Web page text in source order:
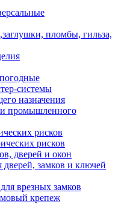
пломбы, гильза,
системы
назначения
промышленного
рисков
рисков
дверей и окон
замков и ключей
врезных замков
крепеж